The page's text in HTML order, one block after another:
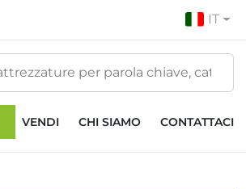
IT
VENDI CHI SIAMO CONTATTACI